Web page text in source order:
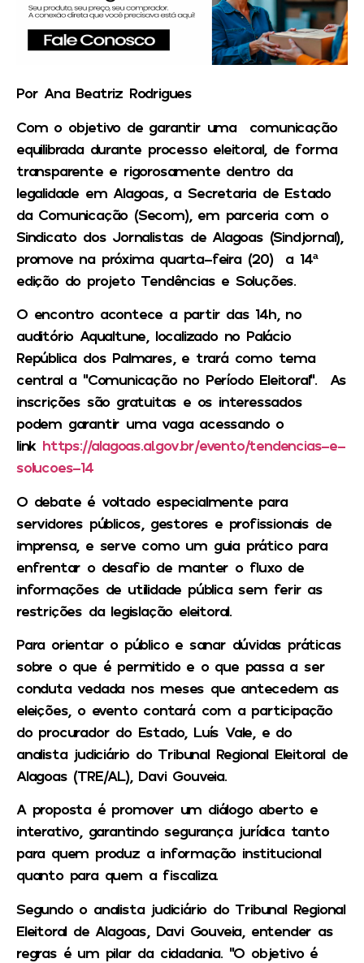
Por Ana Beatriz Rodrigues
Com o objetivo de garantir uma comunicação
equilibrada durante processo eleitoral, de forma
transparente e rigorosamente dentro da
legalidade em Alagoas, a Secretaria de Estado
da Comunicação (Secom), em parceria com o
Sindicato dos Jornalistas de Alagoas (Sindjornal),
promove na próxima quarta-feira (20) a 14ª
edição do projeto Tendências e Soluções.
O encontro acontece a partir das 14h, no
auditório Aqualtune, localizado no Palácio
República dos Palmares, e trará como tema
central a “Comunicação no Período Eleitoral”. As
inscrições são gratuitas e os interessados
podem garantir uma vaga acessando o
link https://alagoas.al.gov.br/evento/tendencias-e-
solucoes-14
O debate é voltado especialmente para
servidores públicos, gestores e profissionais de
imprensa, e serve como um guia prático para
enfrentar o desafio de manter o fluxo de
informações de utilidade pública sem ferir as
restrições da legislação eleitoral.
Para orientar o público e sanar dúvidas práticas
sobre o que é permitido e o que passa a ser
conduta vedada nos meses que antecedem as
eleições, o evento contará com a participação
do procurador do Estado, Luís Vale, e do
analista judiciário do Tribunal Regional Eleitoral de
Alagoas (TRE/AL), Davi Gouveia.
A proposta é promover um diálogo aberto e
interativo, garantindo segurança jurídica tanto
para quem produz a informação institucional
quanto para quem a fiscaliza.
Segundo o analista judiciário do Tribunal Regional
Eleitoral de Alagoas, Davi Gouveia, entender as
regras é um pilar da cidadania. “O objetivo é